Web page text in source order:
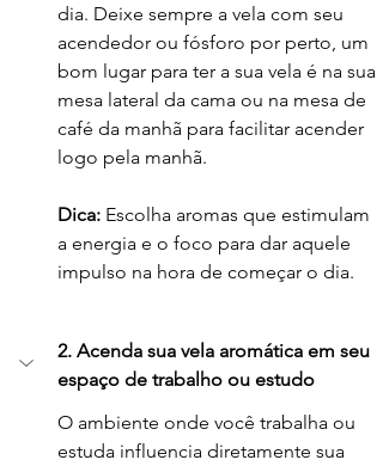
dia. Deixe sempre a vela com seu
acendedor ou fósforo por perto, um
bom lugar para ter a sua vela é na sua
mesa lateral da cama ou na mesa de
café da manhã para facilitar acender
logo pela manhã.
Dica: Escolha aromas que estimulam
a energia e o foco para dar aquele
impulso na hora de começar o dia.
2. Acenda sua vela aromática em seu
espaço de trabalho ou estudo
O ambiente onde você trabalha ou
estuda influencia diretamente sua